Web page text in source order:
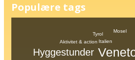
Populære tags
Hyggestunder
Aktivitet & action Italien
Tyrol
Mosel